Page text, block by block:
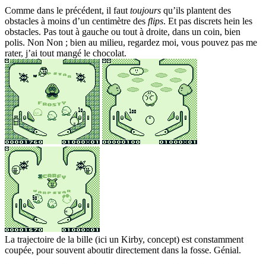
Comme dans le précédent, il faut toujours qu’ils plantent des
obstacles à moins d’un centimètre des flips. Et pas discrets hein les
obstacles. Pas tout à gauche ou tout à droite, dans un coin, bien
polis. Non Non ; bien au milieu, regardez moi, vous pouvez pas me
rater, j’ai tout mangé le chocolat.
La trajectoire de la bille (ici un Kirby, concept) est constamment
coupée, pour souvent aboutir directement dans la fosse. Génial.